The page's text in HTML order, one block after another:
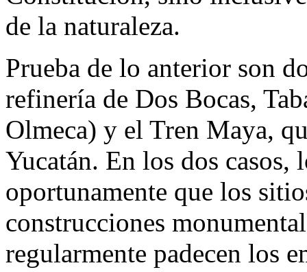
de la naturaleza.
Prueba de lo anterior son
refinería de Dos Bocas,
Olmeca) y el Tren Maya,
Yucatán. En los dos casos,
oportunamente que los
construcciones
regularmente padecen los